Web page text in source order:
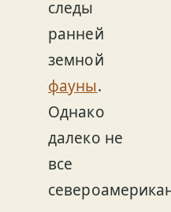
следы
ранней
земной
фауны.
Однако
далеко не
все